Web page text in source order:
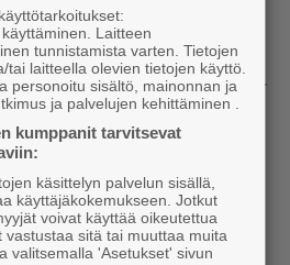
uupumuksista ja
selvinnyt Mira Rinne: ”Kun
useasti kuolemaa silmiin, olen
myös yrittäjyyteen
yli 300 kilometriä
ajokortin – ”Ei aja syrjäseudun
Laitteen
tunnistamista varten. Tietojen
tai laitteella olevien tietojen käyttö.
personoitu sisältö, mainonnan ja
ja palvelujen kehittäminen .
kumppanit tarvitsevat
käsittelyn palvelun sisällä,
käyttäjäkokemukseen. Jotkut
voivat käyttää oikeutettua
sitä tai muuttaa muita
valitsemalla 'Asetukset' sivun